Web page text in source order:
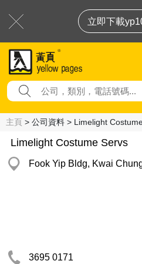
立即下載
主頁 > 公司資料 > Limelight
Limelight Costume Servs
Fook Yip Bldg, Kwai
3695 0171